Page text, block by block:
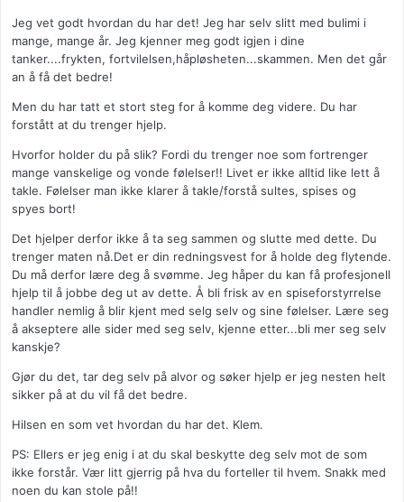
Jeg vet godt hvordan du har det! Jeg har selv slitt med bulimi i
mange, mange år. Jeg kjenner meg godt igjen i dine
tanker....frykten, fortvilelsen,håpløsheten...skammen. Men det går
an å få det bedre!
Men du har tatt et stort steg for å komme deg videre. Du har
forstått at du trenger hjelp.
Hvorfor holder du på slik? Fordi du trenger noe som fortrenger
mange vanskelige og vonde følelser!! Livet er ikke alltid like lett å
takle. Følelser man ikke klarer å takle/forstå sultes, spises og
spyes bort!
Det hjelper derfor ikke å ta seg sammen og slutte med dette. Du
trenger maten nå.Det er din redningsvest for å holde deg flytende.
Du må derfor lære deg å svømme. Jeg håper du kan få profesjonell
hjelp til å jobbe deg ut av dette. Å bli frisk av en spiseforstyrrelse
handler nemlig å blir kjent med selg selv og sine følelser. Lære seg
å akseptere alle sider med seg selv, kjenne etter...bli mer seg selv
kanskje?
Gjør du det, tar deg selv på alvor og søker hjelp er jeg nesten helt
sikker på at du vil få det bedre.
Hilsen en som vet hvordan du har det. Klem.
PS: Ellers er jeg enig i at du skal beskytte deg selv mot de som
ikke forstår. Vær litt gjerrig på hva du forteller til hvem. Snakk med
noen du kan stole på!!